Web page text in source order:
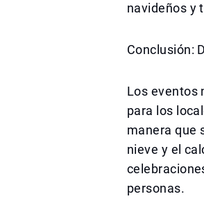
navideños y
Conclusión:
Los eventos
para los
manera que
nieve y el
personas.